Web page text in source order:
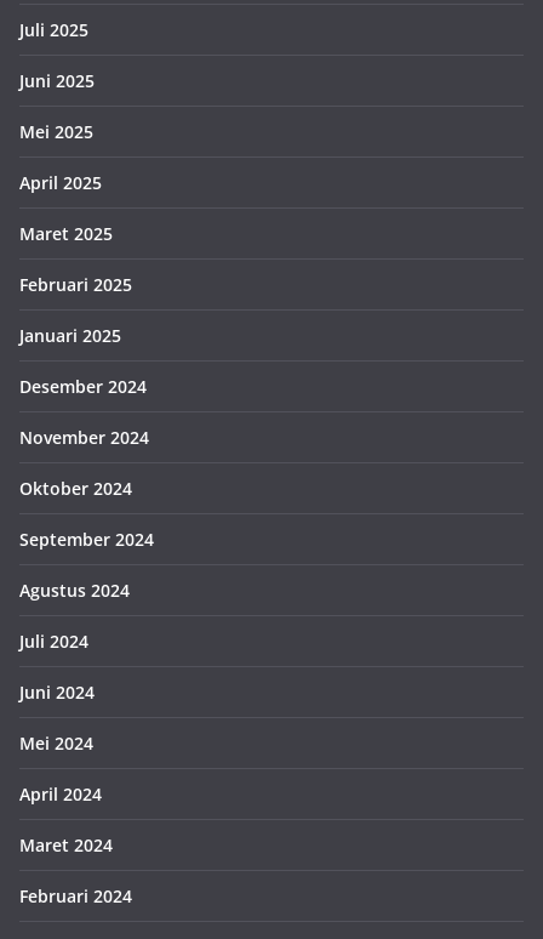
Juli 2025
Juni 2025
Mei 2025
April 2025
Maret 2025
Februari 2025
Januari 2025
Desember 2024
November 2024
Oktober 2024
September 2024
Agustus 2024
Juli 2024
Juni 2024
Mei 2024
April 2024
Maret 2024
Februari 2024